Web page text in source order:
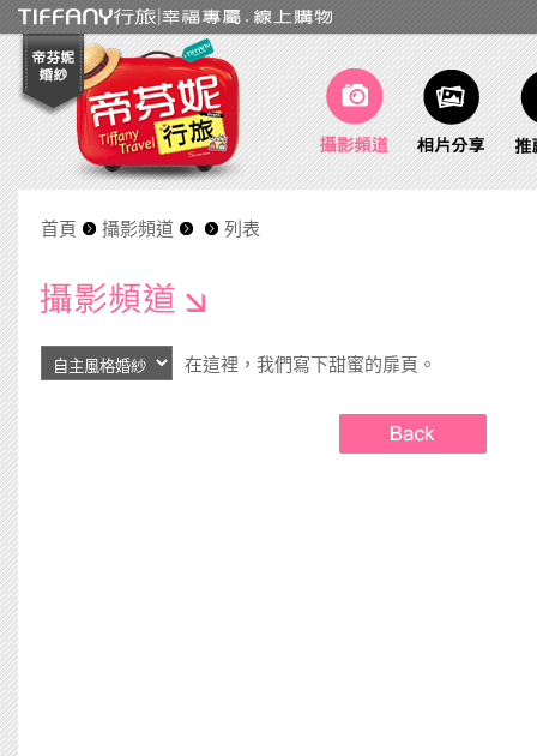
首頁 攝影頻道 列表
在這裡，我們寫下甜蜜的扉頁。